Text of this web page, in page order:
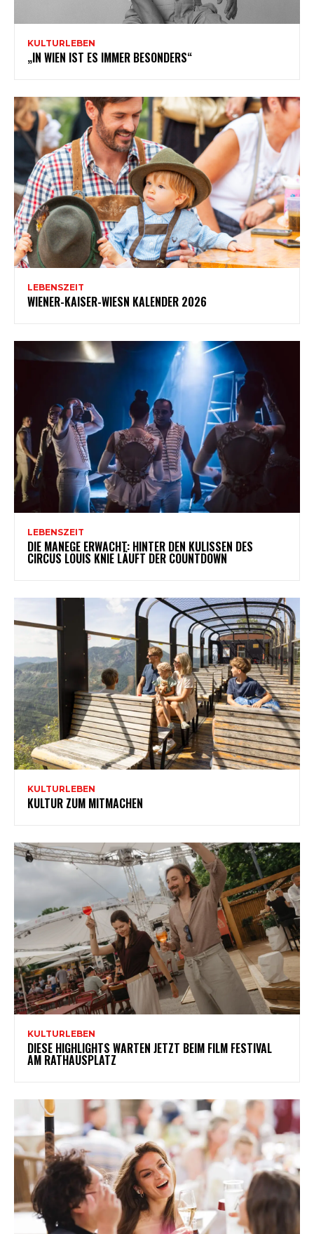
KULTURLEBEN
„IN WIEN IST ES IMMER BESONDERS“
LEBENSZEIT
WIENER-KAISER-WIESN KALENDER 2026
LEBENSZEIT
DIE MANEGE ERWACHT: HINTER DEN KULISSEN DES
CIRCUS LOUIS KNIE LÄUFT DER COUNTDOWN
KULTURLEBEN
KULTUR ZUM MITMACHEN
KULTURLEBEN
DIESE HIGHLIGHTS WARTEN JETZT BEIM FILM FESTIVAL
AM RATHAUSPLATZ